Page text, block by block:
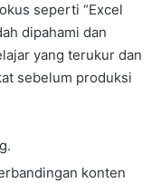
seperti “Excel
dipahami dan
yang terukur dan
sebelum produksi
konten